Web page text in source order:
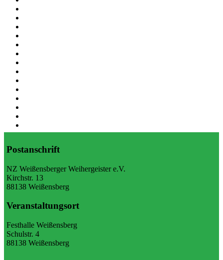
Postanschrift
NZ Weißensberger Weihergeister e.V.
Kirchstr. 13
88138 Weißensberg
Veranstaltungsort
Festhalle Weißensberg
Schulstr. 4
88138 Weißensberg